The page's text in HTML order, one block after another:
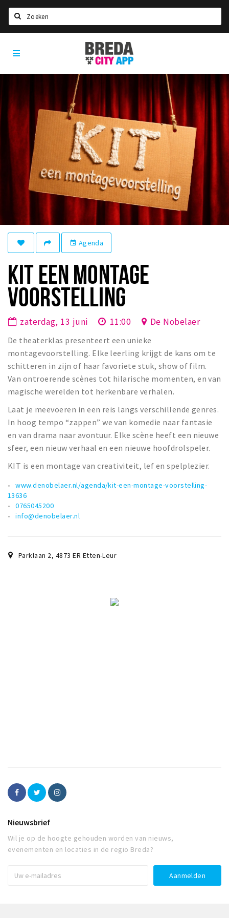
Home
Agenda
Party pics
Nieuws, interviews & blogs
Eten
Drinken
Slapen
Recreatief
Winkels
Winkelgebieden
Bezienswaardigheden
Musea, theaters & podia
Uitjes & activiteiten
Toeristische routes
Natuurgebieden
Baroniepoorten
Sport
Privacy
Inloggen
Breda
City
App
event Agenda
KIT EEN MONTAGE
VOORSTELLING
zaterdag, 13 juni 11:00 De Nobelaer
De theaterklas presenteert een unieke
montagevoorstelling. Elke leerling krijgt de kans om te
schitteren in zijn of haar favoriete stuk, show of film.
Van ontroerende scènes tot hilarische momenten, en van
magische werelden tot herkenbare verhalen.
Laat je meevoeren in een reis langs verschillende genres.
In hoog tempo “zappen” we van komedie naar fantasie
en van drama naar avontuur. Elke scène heeft een nieuwe
sfeer, een nieuw verhaal en een nieuwe hoofdrolspeler.
KIT is een montage van creativiteit, lef en spelplezier.
www.denobelaer.nl/agenda/kit-een-montage-voorstelling-
13636
0765045200
info@denobelaer.nl
Parklaan 2, 4873 ER Etten-Leur
Nieuwsbrief
Wil je op de hoogte gehouden worden van nieuws,
evenementen en locaties in de regio Breda?